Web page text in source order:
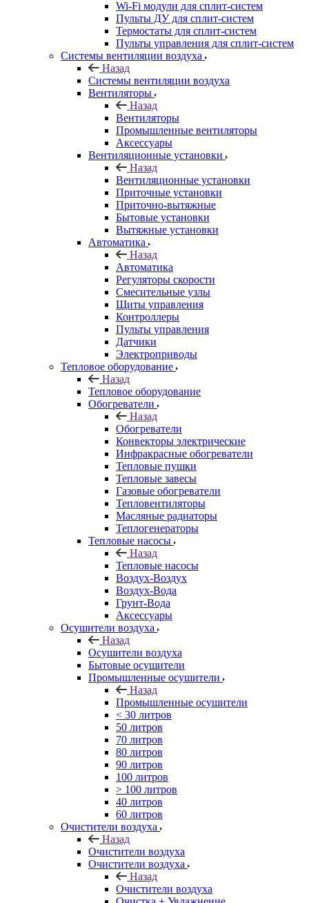
Wi-Fi модули для сплит-систем
Пульты ДУ для сплит-систем
Термостаты для сплит-систем
Пульты управления для сплит-систем
Системы вентиляции воздуха
Назад
Системы вентиляции воздуха
Вентиляторы
Назад
Вентиляторы
Промышленные вентиляторы
Аксессуары
Вентиляционные установки
Назад
Вентиляционные установки
Приточные установки
Приточно-вытяжные
Бытовые установки
Вытяжные установки
Автоматика
Назад
Автоматика
Регуляторы скорости
Смесительные узлы
Щиты управления
Контроллеры
Пульты управления
Датчики
Электроприводы
Тепловое оборудование
Назад
Тепловое оборудование
Обогреватели
Назад
Обогреватели
Конвекторы электрические
Инфракрасные обогреватели
Тепловые пушки
Тепловые завесы
Газовые обогреватели
Тепловентиляторы
Масляные радиаторы
Теплогенераторы
Тепловые насосы
Назад
Тепловые насосы
Воздух-Воздух
Воздух-Вода
Грунт-Вода
Аксессуары
Осушители воздуха
Назад
Осушители воздуха
Бытовые осушители
Промышленные осушители
Назад
Промышленные осушители
< 30 литров
50 литров
70 литров
80 литров
90 литров
100 литров
> 100 литров
40 литров
60 литров
Очистители воздуха
Назад
Очистители воздуха
Очистители воздуха
Назад
Очистители воздуха